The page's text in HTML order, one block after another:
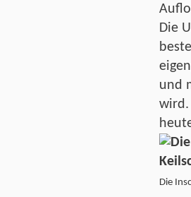
Die
und
wird.
Die